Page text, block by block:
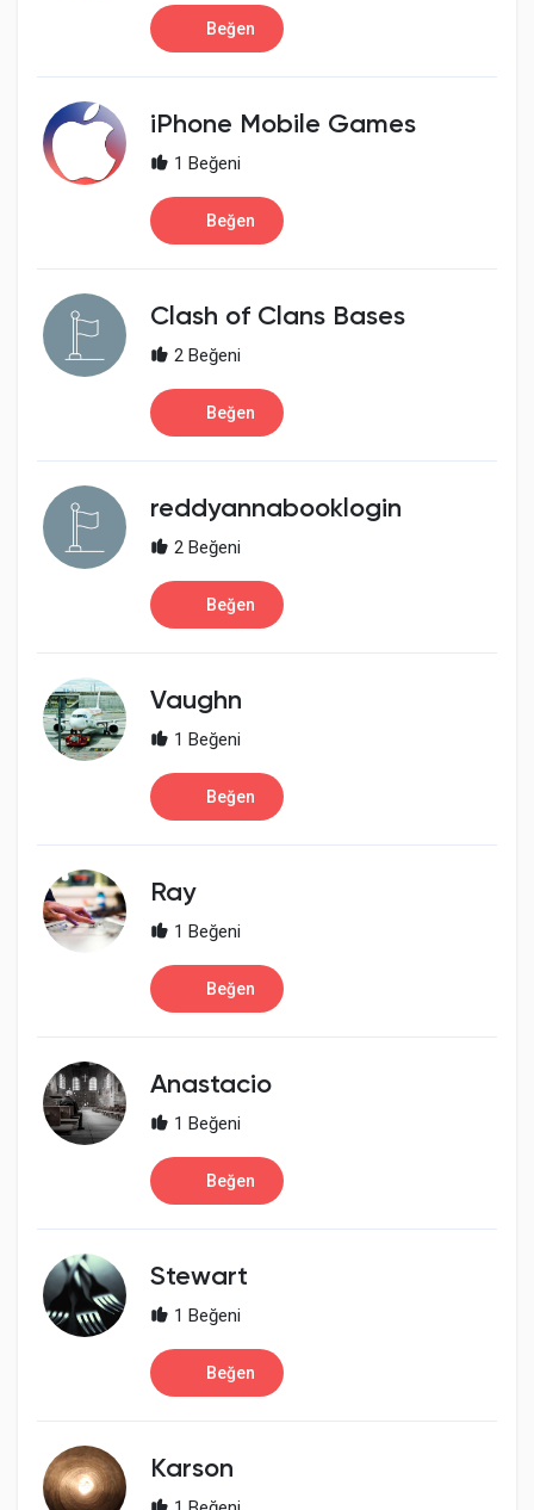
Global News
Creator Award
Talkfever App
Beğen
iPhone Mobile Games
1 Beğeni
Beğen
Clash of Clans Bases
2 Beğeni
Beğen
reddyannabooklogin
2 Beğeni
Beğen
Vaughn
1 Beğeni
Beğen
Ray
1 Beğeni
Beğen
Anastacio
1 Beğeni
Beğen
Stewart
1 Beğeni
Beğen
Karson